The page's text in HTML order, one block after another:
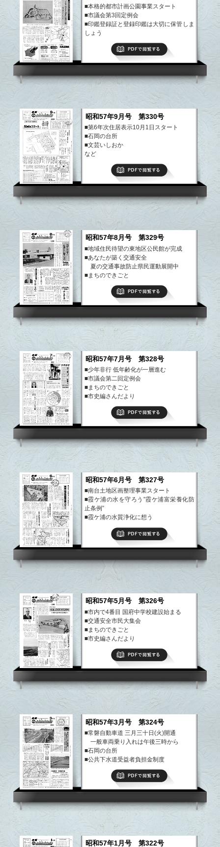
■本格的都市計画公園事業スタート
■市議会第3回定例会
■印鑑登録証と登録印鑑は大切に保管しま
しょう
■市史編さんだより
昭和57年9月号 第330号
■第6年次住居表示10月1日スタート
■石岡の台所
■文芸いしおか
など
昭和57年8月号 第329号
■地域住民待望の東地区公民館が完成
■あなたが築く交通安全
夏の交通事故防止県民運動展開中
■まちのできごと
■市史編さんだより
PDFで閲覧する
昭和57年7月号 第328号
■少年非行 低年齢化が一層進む
■市議会第二回定例会
■まちのできごと
■市史編さんだより
昭和57年6月号 第327号
■南台土地区画整理事業スタート
■霞ケ浦の水を守ろう”霞ケ浦富栄養化防
止条例”
■霞ケ浦の水質浄化に想う
■文芸いしおか
昭和57年5月号 第326号
■市内で4番目 国府中学校建設始まる
■交通安全市民大集会
■まちのできごと
■市史編さんだより
PDFで閲覧する
昭和57年3月号 第324号
■常磐自動車道 三月三十日(火)開通
一般車両乗り入れは午後三時から
■石岡の台所
■公共下水道受益者負担金制度
■文芸いしおか
PDFで閲覧する
昭和57年1月号 第322号